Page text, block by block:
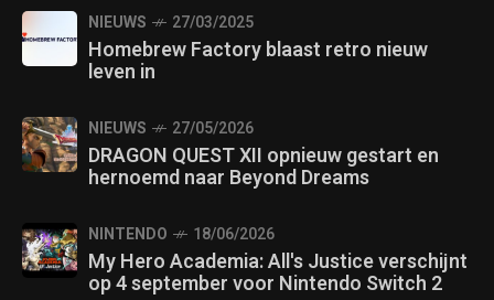
NIEUWS 27/03/2025
Homebrew Factory blaast retro nieuw
leven in
NIEUWS 27/05/2026
DRAGON QUEST XII opnieuw gestart en
hernoemd naar Beyond Dreams
NINTENDO 18/06/2026
My Hero Academia: All's Justice verschijnt
op 4 september voor Nintendo Switch 2